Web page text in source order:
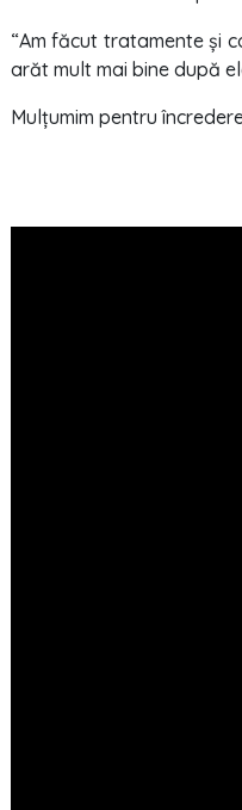
“Am făcut tratamente și
arăt mult mai bine după
Mulțumim pentru